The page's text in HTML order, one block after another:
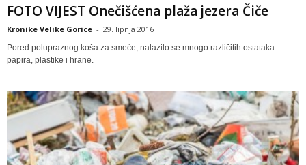
FOTO VIJEST Onečišćena plaža jezera Čiče
Kronike Velike Gorice - 29. lipnja 2016
Pored polupraznog koša za smeće, nalazilo se mnogo različitih ostataka -
papira, plastike i hrane.